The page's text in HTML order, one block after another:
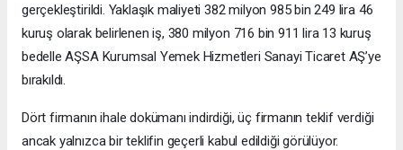
gerçekleştirildi. Yaklaşık maliyeti 382 milyon 985 bin 249 lira 46
kuruş olarak belirlenen iş, 380 milyon 716 bin 911 lira 13 kuruş
bedelle AŞSA Kurumsal Yemek Hizmetleri Sanayi Ticaret AŞ’ye
bırakıldı.
Dört firmanın ihale dokümanı indirdiği, üç firmanın teklif verdiği
ancak yalnızca bir teklifin geçerli kabul edildiği görülüyor.